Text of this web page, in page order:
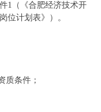
1（《合肥经济技术开
位计划表》）。
质条件；